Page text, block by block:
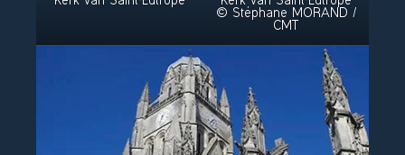
Kerk van Saint-Eutrope
Kerk van Saint-Eutrope
© Stéphane MORAND /
CMT